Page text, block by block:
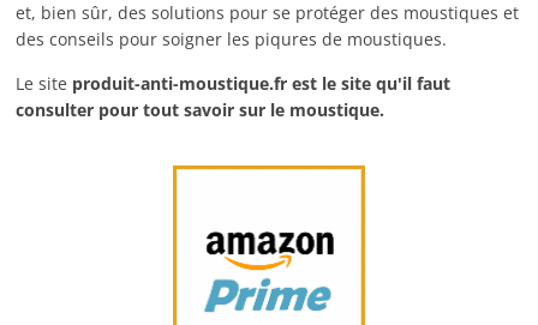
et, bien sûr, des solutions pour se protéger des moustiques et
des conseils pour soigner les piqures de moustiques.
Le site produit-anti-moustique.fr est le site qu'il faut
consulter pour tout savoir sur le moustique.